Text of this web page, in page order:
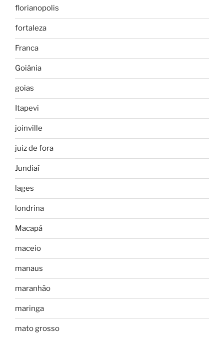
florianopolis
fortaleza
Franca
Goiânia
goias
Itapevi
joinville
juiz de fora
Jundiaí
lages
londrina
Macapá
maceio
manaus
maranhão
maringa
mato grosso